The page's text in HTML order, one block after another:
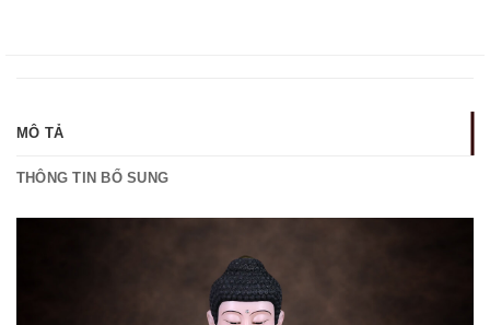
MÔ TẢ
THÔNG TIN BỔ SUNG